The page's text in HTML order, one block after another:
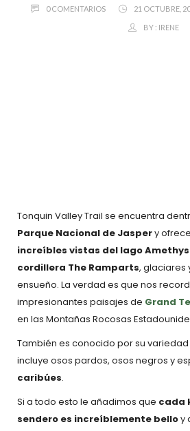
0 COMENTARIOS 21 OCTUBRE,
BY : IRENE
Tonquin Valley Trail se encuentra
Parque Nacional de Jaspery
increíbles vistas del lago
cordillera The Ramparts, glaciares
ensueño. La verdad es que nos
impresionantes paisajes de Grand
en las Montañas Rocosas
También es conocido por su
incluye osos pardos, osos negros y
caribúes.
Si a todo esto le añadimos que cada
sendero es increíblemente belloy